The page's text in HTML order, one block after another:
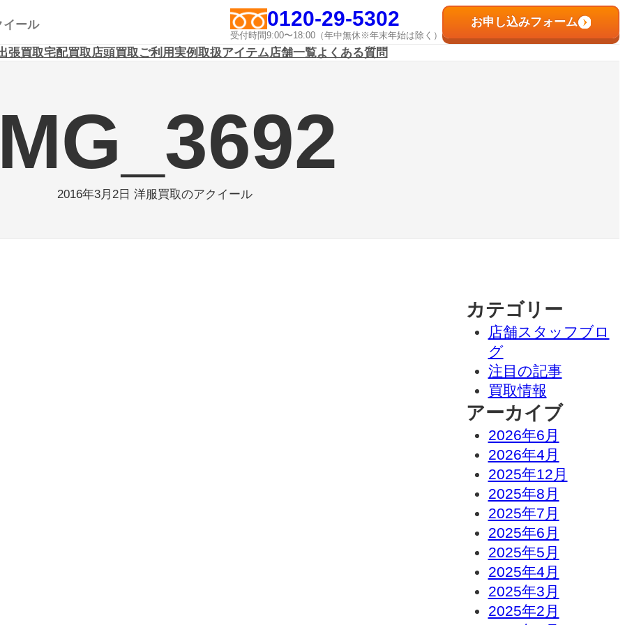
イール 0120-29-5302
受付時間9:00〜18:00（年中無休※年末年始は除く）
お申し込みフォーム
張買取宅配買取店頭買取ご利用実例取扱アイテム店舗一覧よくある質問
2016年3月2日 洋服買取のアクイール
カテゴリー
店舗スタッフブロ
グ
注目の記事
買取情報
アーカイブ
2026年6月
2026年4月
2025年12月
2025年8月
2025年7月
2025年6月
2025年5月
2025年4月
2025年3月
2025年2月